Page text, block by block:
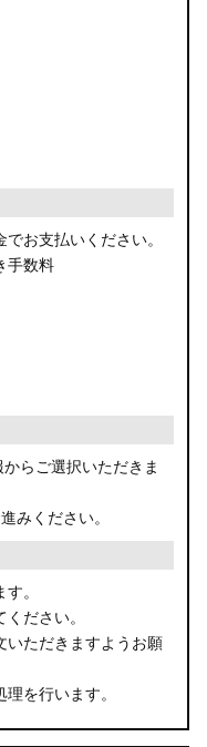
お支払いください。
手数料
らご選択いただきま
みください。
。
ださい。
いただきますようお願
を行います。